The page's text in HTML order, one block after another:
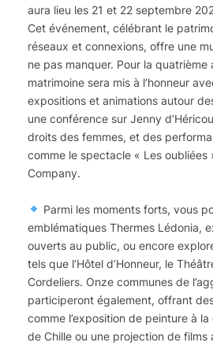
aura lieu les 21 et 22 septembre
Cet événement, célébrant le
réseaux et connexions, offre une
ne pas manquer. Pour la
matrimoine sera mis à l’honneur
expositions et animations autour
une conférence sur Jenny
droits des femmes, et des
comme le spectacle « Les oubliées
Company.
Parmi les moments forts, vous
emblématiques Thermes Lédonia,
ouverts au public, ou encore
tels que l’Hôtel d’Honneur, le
Cordeliers. Onze communes de
participeront également, offrant
comme l’exposition de peinture à
de Chille ou une projection de films